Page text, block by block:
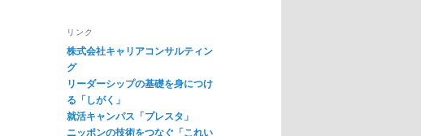
リンク
株式会社キャリアコンサルティン
グ
リーダーシップの基礎を身につけ
る「しがく」
就活キャンパス「プレスタ」
ニッポンの技術をつなぐ「これい